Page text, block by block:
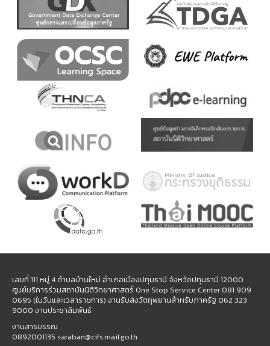
เลขที่ 111 หมู่ 4 ตำบลบ้านใหม่ อำเภอเมืองปทุมธานี จังหวัดปทุมธานี 12000
ศูนย์บริการร่วมสถาบันนิติวิทยาศาสตร์ One Stop Service Center 081 909
0695 (ในวันและเวลาราชการ) งานรับส่งวัตถุพยานสำหรับภาครัฐ 062 323
9000 งานประชาสัมพันธ์
งานสารบรรณ
0892001135 saraban@cifs.mail.go.th